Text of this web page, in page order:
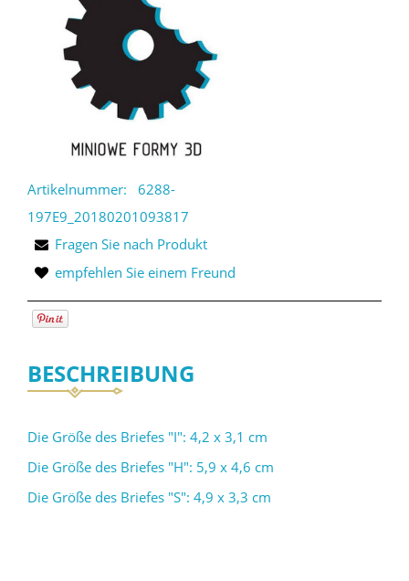
Artikelnummer:
6288-
197E9_20180201093817
Fragen Sie nach Produkt
empfehlen Sie einem Freund
BESCHREIBUNG
Die Größe des Briefes "I": 4,2 x 3,1 cm
Die Größe des Briefes "H": 5,9 x 4,6 cm
Die Größe des Briefes "S": 4,9 x 3,3 cm